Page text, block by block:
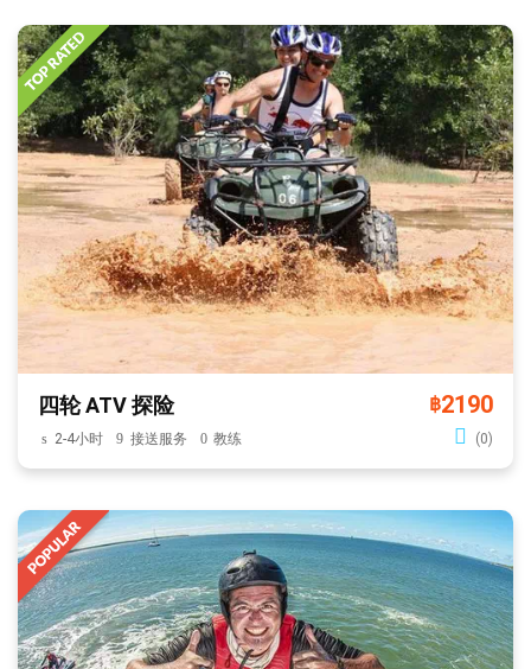
四轮 ATV 探险 ฿2190
2-4小时 接送服务 教练 (0)